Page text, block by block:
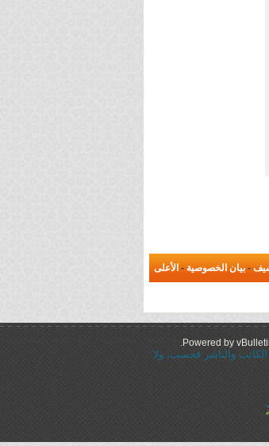
- بيان الخصوصية - الأعلى
Powered by
والناشر فحسب، ولا